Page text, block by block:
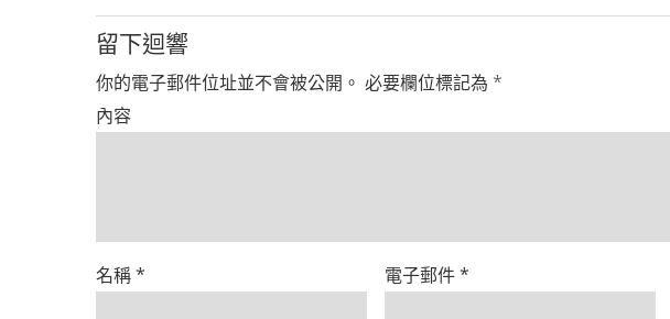
留下迴響
你的電子郵件位址並不會被公開。 必要欄位標記為 *
內容
名稱* 電子郵件*